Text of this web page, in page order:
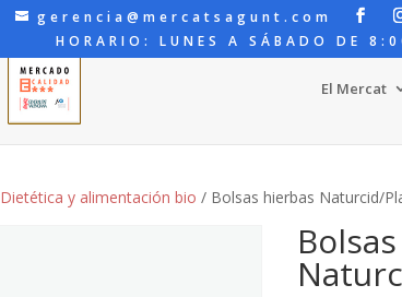
gerencia@mercatsagunt.com
HORARIO: LUNES A SÁBADO
El Mercat
Dietética y alimentación bio / Bolsas hierbas Naturcid/